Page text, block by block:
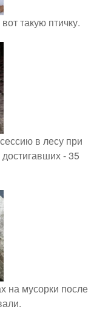
такую птичку.
в лесу при
- 35
на мусорки после